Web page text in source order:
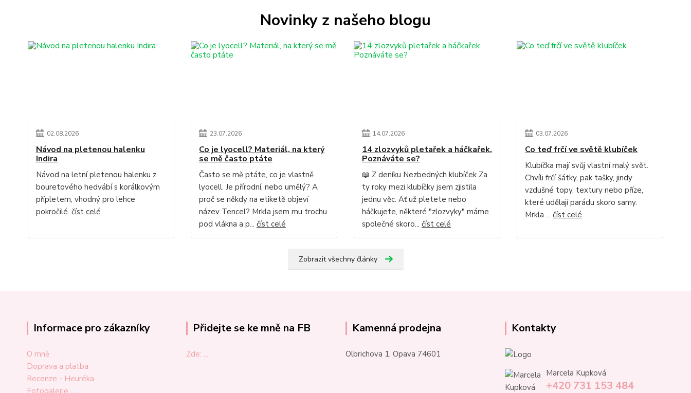
Novinky z našeho blogu
02.08.2026
Návod na pletenou halenku
Indira
Návod na letní pletenou halenku z
bouretového hedvábí s korálkovým
přípletem, vhodný pro lehce
pokročilé. číst celé
23.07.2026
Co je lyocell? Materiál, na který
se mě často ptáte
Často se mě ptáte, co je vlastně
lyocell. Je přírodní, nebo umělý? A
proč se někdy na etiketě objeví
název Tencel? Mrkla jsem mu trochu
pod vlákna a p... číst celé
14.07.2026
14 zlozvyků pletařek a háčkařek.
Poznáváte se?
📖 Z deníku Nezbedných klubíček Za
ty roky mezi klubíčky jsem zjistila
jednu věc. Ať už pletete nebo
háčkujete, některé "zlozvyky" máme
společné skoro... číst celé
03.07.2026
Co teď frčí ve světě klubíček
Klubíčka mají svůj vlastní malý svět.
Chvíli frčí šátky, pak tašky, jindy
vzdušné topy, textury nebo příze,
které udělají parádu skoro samy.
Mrkla ...číst celé
Zobrazit všechny články
Informace pro zákazníky
O mně
Doprava a platba
Recenze - Heuréka
Fotogalerie
Přidejte se ke mně na FB
Zde: ...
Kamenná prodejna
Olbrichova 1, Opava 74601
Kontakty
Marcela Kupková
+420 731 153 484